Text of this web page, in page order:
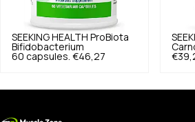
SEEKING HEALTH ProBiota
Bifidobacterium
60 capsules. €46,27